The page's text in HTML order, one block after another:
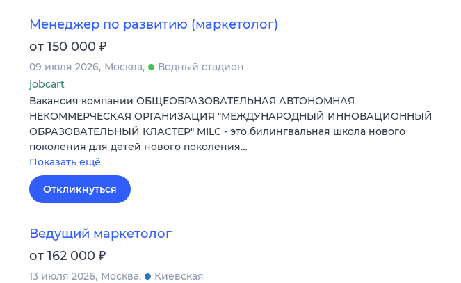
Менеджер по развитию (маркетолог)
от 150 000 ₽
09 июля 2026 Москва
Водный стадион
jobcart
Вакансия компании ОБЩЕОБРАЗОВАТЕЛЬНАЯ АВТОНОМНАЯ
НЕКОММЕРЧЕСКАЯ ОРГАНИЗАЦИЯ "МЕЖДУНАРОДНЫЙ ИННОВАЦИОННЫЙ
ОБРАЗОВАТЕЛЬНЫЙ КЛАСТЕР" MILC - это билингвальная школа нового
поколения для детей нового поколения…
Показать ещё
Откликнуться
Ведущий маркетолог
от 162 000 ₽
13 июля 2026 Москва
Киевская